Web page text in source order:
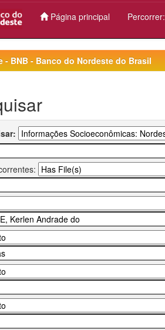
Página principal Percorrer:
- BNB - Banco do Nordeste do Brasil